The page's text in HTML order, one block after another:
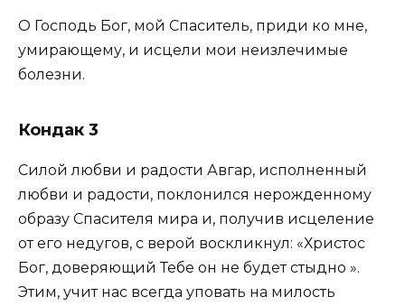
О Господь Бог, мой Спаситель, приди ко мне,
умирающему, и исцели мои неизлечимые
болезни.
Кондак 3
Силой любви и радости Авгар, исполненный
любви и радости, поклонился нерожденному
образу Спасителя мира и, получив исцеление
от его недугов, с верой воскликнул: «Христос
Бог, доверяющий Тебе он не будет стыдно ».
Этим, учит нас всегда уповать на милость